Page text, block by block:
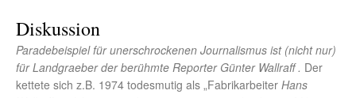
Diskussion
Paradebeispiel für unerschrockenen Journalismus ist (nicht nur)
für Landgraeber der berühmte Reporter Günter Wallraff . Der
kettete sich z.B. 1974 todesmutig als „Fabrikarbeiter Hans